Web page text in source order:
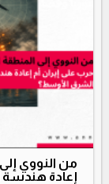
من النووي
إعادة هندسة